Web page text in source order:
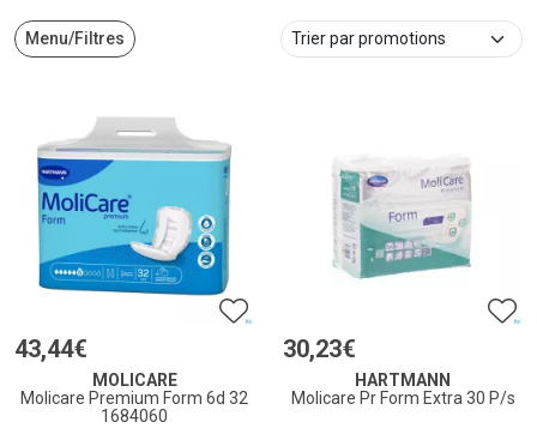
Menu/Filtres
43,44€
MOLICARE
Molicare Premium Form 6d 32
1684060
30,23€
HARTMANN
Molicare Pr Form Extra 30 P/s